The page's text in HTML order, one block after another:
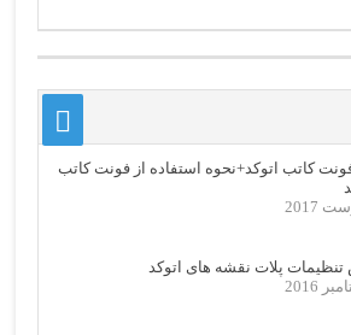
فونت کاتب اتوکد+نحوه استفاده از فونت کاتب
تنظیمات پلات نقشه های اتوکد